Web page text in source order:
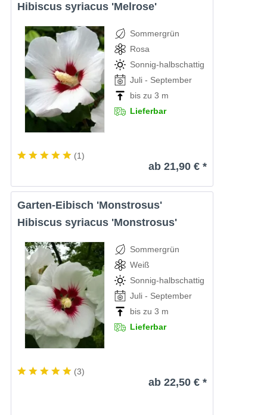
Hibiscus syriacus 'Melrose'
Sommergrün
Rosa
Sonnig-halbschattig
Juli - September
bis zu 3 m
Lieferbar
(1)
ab 21,90 € *
Garten-Eibisch 'Monstrosus'
Hibiscus syriacus 'Monstrosus'
Sommergrün
Weiß
Sonnig-halbschattig
Juli - September
bis zu 3 m
Lieferbar
(3)
ab 22,50 € *